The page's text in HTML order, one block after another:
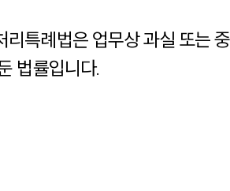
리특례법은 업무상 과실 또는
법률입니다.